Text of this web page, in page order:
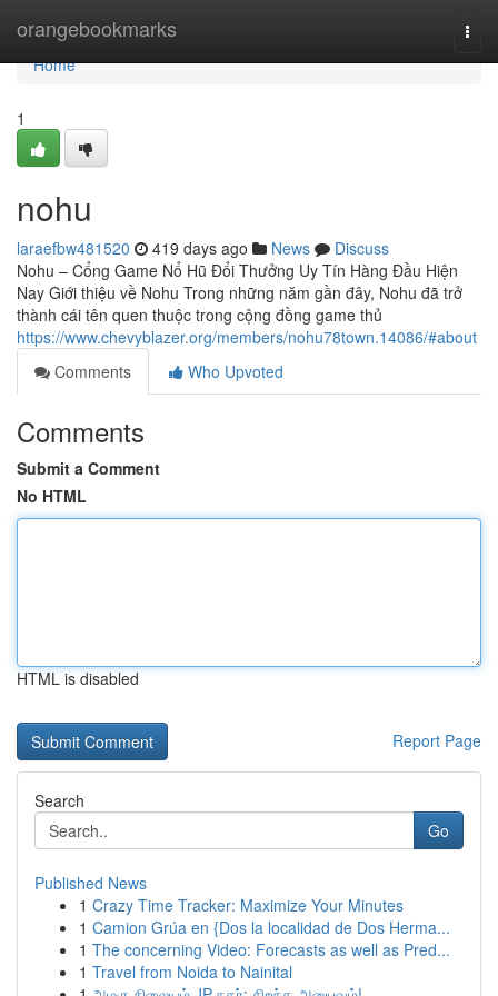
orangebookmarks
Home
Home
1
nohu
laraefbw481520 419 days ago News
Discuss
Nohu – Cổng Game Nổ Hũ Đổi Thưởng Uy Tín Hàng Đầu Hiện
Nay Giới thiệu về Nohu Trong những năm gần đây, Nohu đã trở
thành cái tên quen thuộc trong cộng đồng game thủ
https://www.chevyblazer.org/members/nohu78town.14086/#about
Comments
Who Upvoted
Comments
Submit a Comment
No HTML
HTML is disabled
Report Page
Search
Go
Published News
1 Crazy Time Tracker: Maximize Your Minutes
1 Camion Grúa en {Dos la localidad de Dos Herma...
1 The concerning Video: Forecasts as well as Pred...
1 Travel from Noida to Nainital